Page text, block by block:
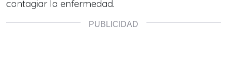
contagiar la enfermedad.